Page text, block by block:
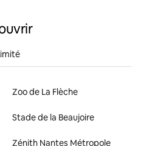
Zoo de La Flèche
Stade de la Beaujoire
Zénith Nantes Métropole